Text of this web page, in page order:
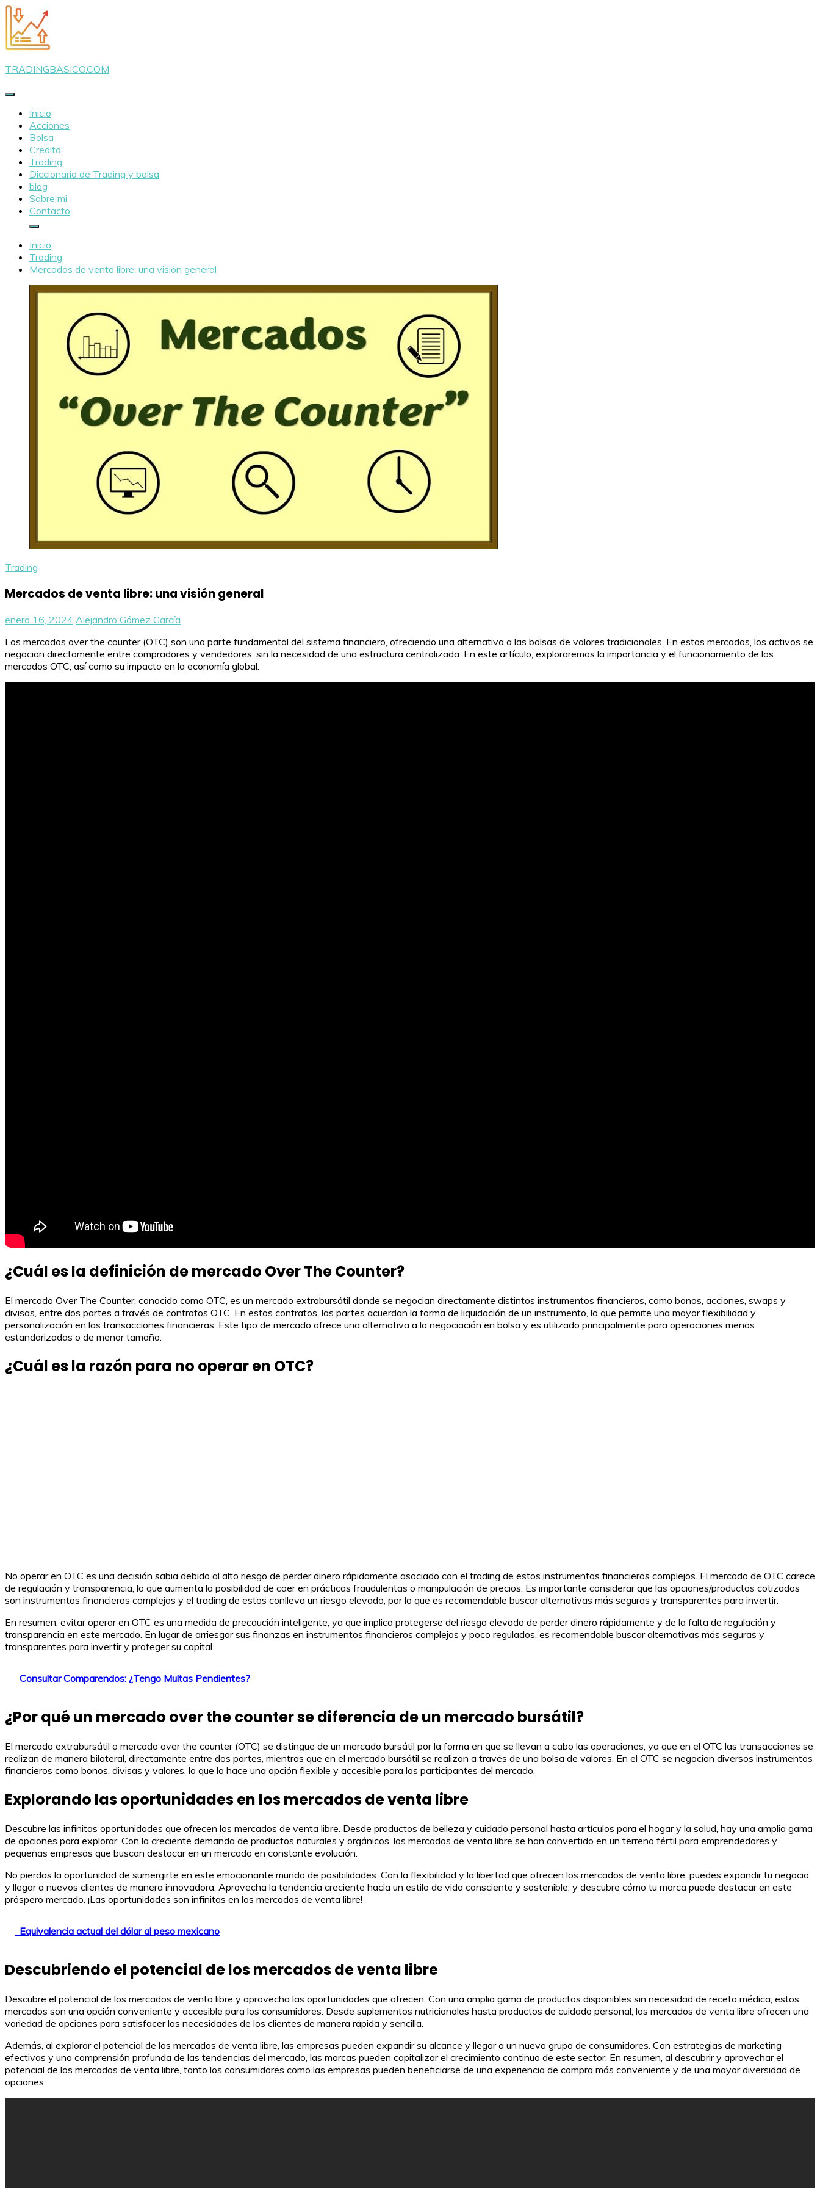
Saltar
al
contenido
TRADINGBASICO.COM
Inicio
Acciones
Bolsa
Credito
Trading
Diccionario de Trading y bolsa
blog
Sobre mi
Contacto
Inicio
Trading
Mercados de venta libre: una visión general
Trading
Mercados de venta libre: una visión general
enero 16, 2024 Alejandro Gómez García
Los mercados over the counter (OTC) son una parte fundamental del sistema financiero, ofreciendo una alternativa a las bolsas de valores tradicionales. En estos mercados, los activos se
negocian directamente entre compradores y vendedores, sin la necesidad de una estructura centralizada. En este artículo, exploraremos la importancia y el funcionamiento de los
mercados OTC, así como su impacto en la economía global.
¿Cuál es la definición de mercado Over The Counter?
El mercado Over The Counter, conocido como OTC, es un mercado extrabursátil donde se negocian directamente distintos instrumentos financieros, como bonos, acciones, swaps y
divisas, entre dos partes a través de contratos OTC. En estos contratos, las partes acuerdan la forma de liquidación de un instrumento, lo que permite una mayor flexibilidad y
personalización en las transacciones financieras. Este tipo de mercado ofrece una alternativa a la negociación en bolsa y es utilizado principalmente para operaciones menos
estandarizadas o de menor tamaño.
¿Cuál es la razón para no operar en OTC?
No operar en OTC es una decisión sabia debido al alto riesgo de perder dinero rápidamente asociado con el trading de estos instrumentos financieros complejos. El mercado de OTC carece
de regulación y transparencia, lo que aumenta la posibilidad de caer en prácticas fraudulentas o manipulación de precios. Es importante considerar que las opciones/productos cotizados
son instrumentos financieros complejos y el trading de estos conlleva un riesgo elevado, por lo que es recomendable buscar alternativas más seguras y transparentes para invertir.
En resumen, evitar operar en OTC es una medida de precaución inteligente, ya que implica protegerse del riesgo elevado de perder dinero rápidamente y de la falta de regulación y
transparencia en este mercado. En lugar de arriesgar sus finanzas en instrumentos financieros complejos y poco regulados, es recomendable buscar alternativas más seguras y
transparentes para invertir y proteger su capital.
Consultar Comparendos: ¿Tengo Multas Pendientes?
¿Por qué un mercado over the counter se diferencia de un mercado bursátil?
El mercado extrabursátil o mercado over the counter (OTC) se distingue de un mercado bursátil por la forma en que se llevan a cabo las operaciones, ya que en el OTC las transacciones se
realizan de manera bilateral, directamente entre dos partes, mientras que en el mercado bursátil se realizan a través de una bolsa de valores. En el OTC se negocian diversos instrumentos
financieros como bonos, divisas y valores, lo que lo hace una opción flexible y accesible para los participantes del mercado.
Explorando las oportunidades en los mercados de venta libre
Descubre las infinitas oportunidades que ofrecen los mercados de venta libre. Desde productos de belleza y cuidado personal hasta artículos para el hogar y la salud, hay una amplia gama
de opciones para explorar. Con la creciente demanda de productos naturales y orgánicos, los mercados de venta libre se han convertido en un terreno fértil para emprendedores y
pequeñas empresas que buscan destacar en un mercado en constante evolución.
No pierdas la oportunidad de sumergirte en este emocionante mundo de posibilidades. Con la flexibilidad y la libertad que ofrecen los mercados de venta libre, puedes expandir tu negocio
y llegar a nuevos clientes de manera innovadora. Aprovecha la tendencia creciente hacia un estilo de vida consciente y sostenible, y descubre cómo tu marca puede destacar en este
próspero mercado. ¡Las oportunidades son infinitas en los mercados de venta libre!
Equivalencia actual del dólar al peso mexicano
Descubriendo el potencial de los mercados de venta libre
Descubre el potencial de los mercados de venta libre y aprovecha las oportunidades que ofrecen. Con una amplia gama de productos disponibles sin necesidad de receta médica, estos
mercados son una opción conveniente y accesible para los consumidores. Desde suplementos nutricionales hasta productos de cuidado personal, los mercados de venta libre ofrecen una
variedad de opciones para satisfacer las necesidades de los clientes de manera rápida y sencilla.
Además, al explorar el potencial de los mercados de venta libre, las empresas pueden expandir su alcance y llegar a un nuevo grupo de consumidores. Con estrategias de marketing
efectivas y una comprensión profunda de las tendencias del mercado, las marcas pueden capitalizar el crecimiento continuo de este sector. En resumen, al descubrir y aprovechar el
potencial de los mercados de venta libre, tanto los consumidores como las empresas pueden beneficiarse de una experiencia de compra más conveniente y de una mayor diversidad de
opciones.